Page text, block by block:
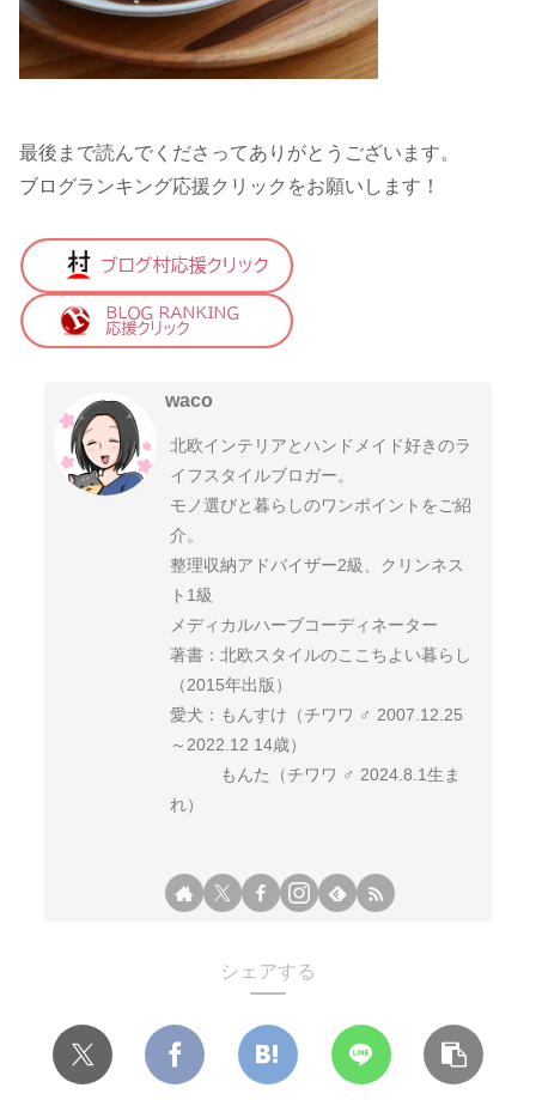
最後まで読んでくださってありがとうございます。
ブログランキング応援クリックをお願いします！
waco
北欧インテリアとハンドメイド好きのラ
イフスタイルブロガー。
モノ選びと暮らしのワンポイントをご紹
介。
整理収納アドバイザー2級、クリンネス
ト1級
メディカルハーブコーディネーター
著書：北欧スタイルのここちよい暮らし
（2015年出版）
愛犬：もんすけ（チワワ ♂ 2007.12.25
～2022.12 14歳）
もんた（チワワ ♂ 2024.8.1生ま
れ）
シェアする